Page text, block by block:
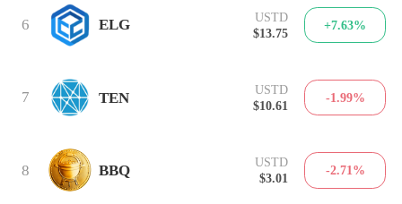
6 ELG
USTD
$13.75
+7.63%
7 TEN
USTD
$10.61
-1.99%
8 BBQ
USTD
$3.01
-2.71%